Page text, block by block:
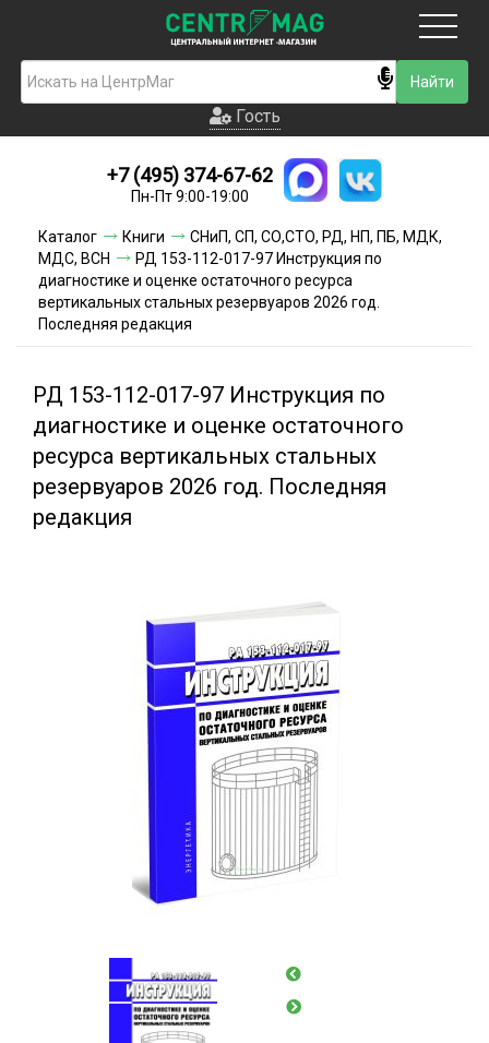
Гость
Новинки
Условия доставки
Условия оплаты
Гость
+7 (495) 374-67-62
Пн-Пт 9:00-19:00
Каталог Книги
СНиП, СП, СО,СТО, РД, НП, ПБ, МДК,
МДС, ВСН
РД 153-112-017-97 Инструкция по
диагностике и оценке остаточного ресурса
вертикальных стальных резервуаров 2026 год.
Последняя редакция
РД 153-112-017-97 Инструкция по
диагностике и оценке остаточного
ресурса вертикальных стальных
резервуаров 2026 год. Последняя
редакция